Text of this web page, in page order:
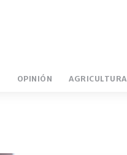
OPINIÓN AGRICULTURA